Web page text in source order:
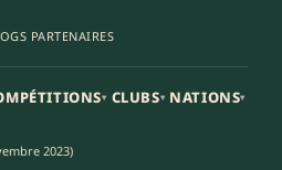
PARTENAIRES
▾ CLUBS▾ NATIONS▾
2023)